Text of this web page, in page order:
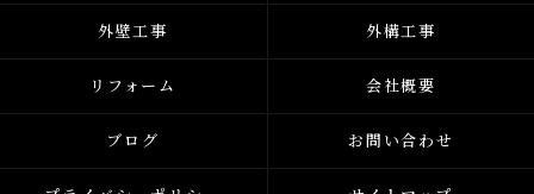
外壁工事 外構工事
リフォーム 会社概要
ブログ お問い合わせ